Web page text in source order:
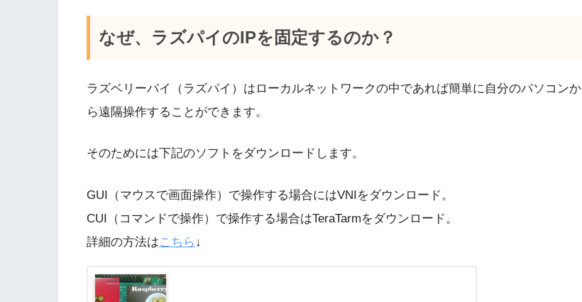
なぜ、ラズパイのIPを固定するのか？
ラズベリーパイ（ラズパイ）はローカルネットワークの中であれば簡単に自分のパソコンか
ら遠隔操作することができます。
そのためには下記のソフトをダウンロードします。
GUI（マウスで画面操作）で操作する場合にはVNIをダウンロード。
CUI（コマンドで操作）で操作する場合はTeraTarmをダウンロード。
詳細の方法はこちら ↓